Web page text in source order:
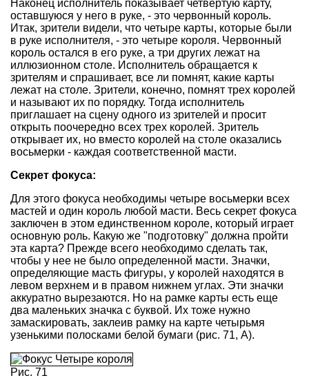
Наконец исполнитель показывает четвертую карту,
оставшуюся у него в руке, - это червонный король.
Итак, зрители видели, что четыре карты, которые были
в руке исполнителя, - это четыре короля. Червонный
король остался в его руке, а три других лежат на
иллюзионном столе. Исполнитель обращается к
зрителям и спрашивает, все ли помнят, какие карты
лежат на столе. Зрители, конечно, помнят трех королей
и называют их по порядку. Тогда исполнитель
приглашает на сцену одного из зрителей и просит
открыть поочередно всех трех королей. Зритель
открывает их, но вместо королей на столе оказались
восьмерки - каждая соответственной масти.
Секрет фокуса:
Для этого фокуса необходимы четыре восьмерки всех
мастей и один король любой масти. Весь секрет фокуса
заключен в этом единственном короле, который играет
основную роль. Какую же "подготовку" должна пройти
эта карта? Прежде всего необходимо сделать так,
чтобы у нее не было определенной масти. Значки,
определяющие масть фигуры, у королей находятся в
левом верхнем и в правом нижнем углах. Эти значки
аккуратно вырезаются. Но на рамке карты есть еще
два маленьких значка с буквой. Их тоже нужно
замаскировать, заклеив рамку на карте четырьмя
узенькими полосками белой бумаги (рис. 71, А).
Рис. 71